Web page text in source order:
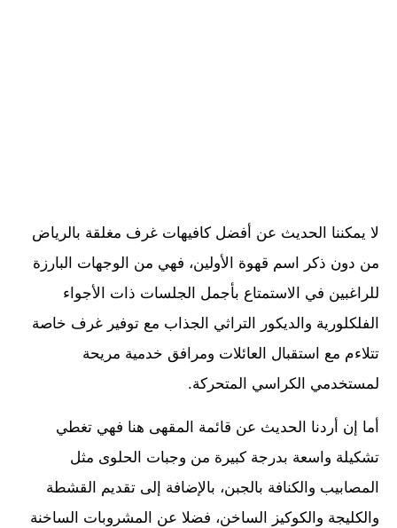
لا يمكننا الحديث عن أفضل كافيهات غرف مغلقة بالرياض
من دون ذكر اسم قهوة الأولين، فهي من الوجهات البارزة
للراغبين في الاستمتاع بأجمل الجلسات ذات الأجواء
الفلكلورية والديكور التراثي الجذاب مع توفير غرف خاصة
تتلاءم مع استقبال العائلات ومرافق خدمية مريحة
لمستخدمي الكراسي المتحركة.
أما إن أردنا الحديث عن قائمة المقهى هنا فهي تغطي
تشكيلة واسعة بدرجة كبيرة من وجبات الحلوى مثل
المصابيب والكنافة بالجبن، بالإضافة إلى تقديم القشطة
والكليجة والكوكيز الساخن، فضلا عن المشروبات الساخنة